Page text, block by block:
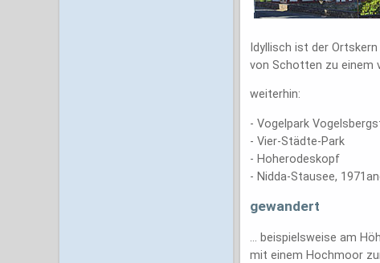
Idyllisch ist der
von Schotten zu einem
weiterhin:
- Vogelpark
- Vier-Städte-Park
- Hoherodeskopf
- Nidda-Stausee,
gewandert
... beispielsweise am
mit einem Hochmoor